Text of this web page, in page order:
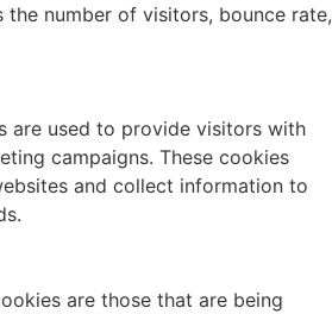
number of visitors, bounce rate,
are used to provide visitors with
campaigns. These cookies
and collect information to
are those that are being